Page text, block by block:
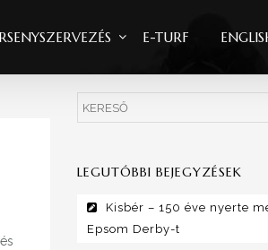
E-TURF
LEGUTÓBBI BEJEGYZÉSEK
Kisbér – 150 éve nyerte
Epsom Derby-t